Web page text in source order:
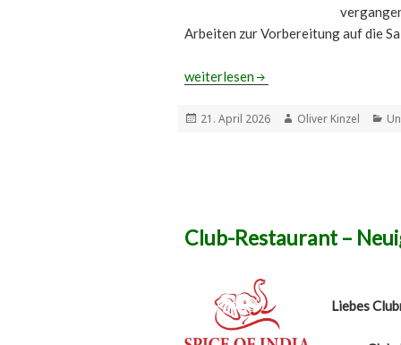
Arbeiten zur Vorbereitung auf die
Saisoneröffnung 2026 beim KTC
weiterlesen
Veröffentlicht
21. April 2026 Autor
Oliver Kinzel
Club-Restaurant –
Liebes